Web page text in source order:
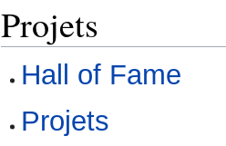
Projets
Hall of Fame
Projets